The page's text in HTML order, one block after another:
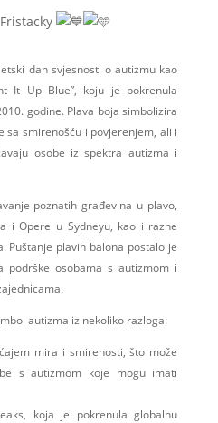
dan svjesnosti o autizmu kao
It Up Blue”, koju je pokrenula
godine. Plava boja simbolizira
sa smirenošću i povjerenjem, ali i
osobe iz spektra autizma i
poznatih građevina u plavo,
i Opere u Sydneyu, kao i razne
Puštanje plavih balona postalo je
podrške osobama s autizmom i
autizma iz nekoliko razloga:
mira i smirenosti, što može
s autizmom koje mogu imati
koja je pokrenula globalnu